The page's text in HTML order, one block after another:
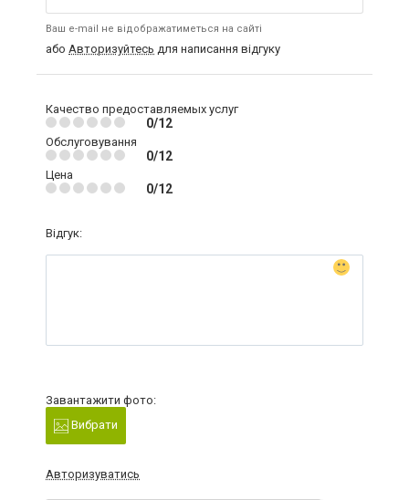
Ваш e-mail не відображатиметься на сайті
або Авторизуйтесь для написання відгуку
Качество предоставляемых услуг
0/12
Обслуговування
0/12
Цена
0/12
Відгук:
Завантажити фото:
Вибрати
Авторизуватись